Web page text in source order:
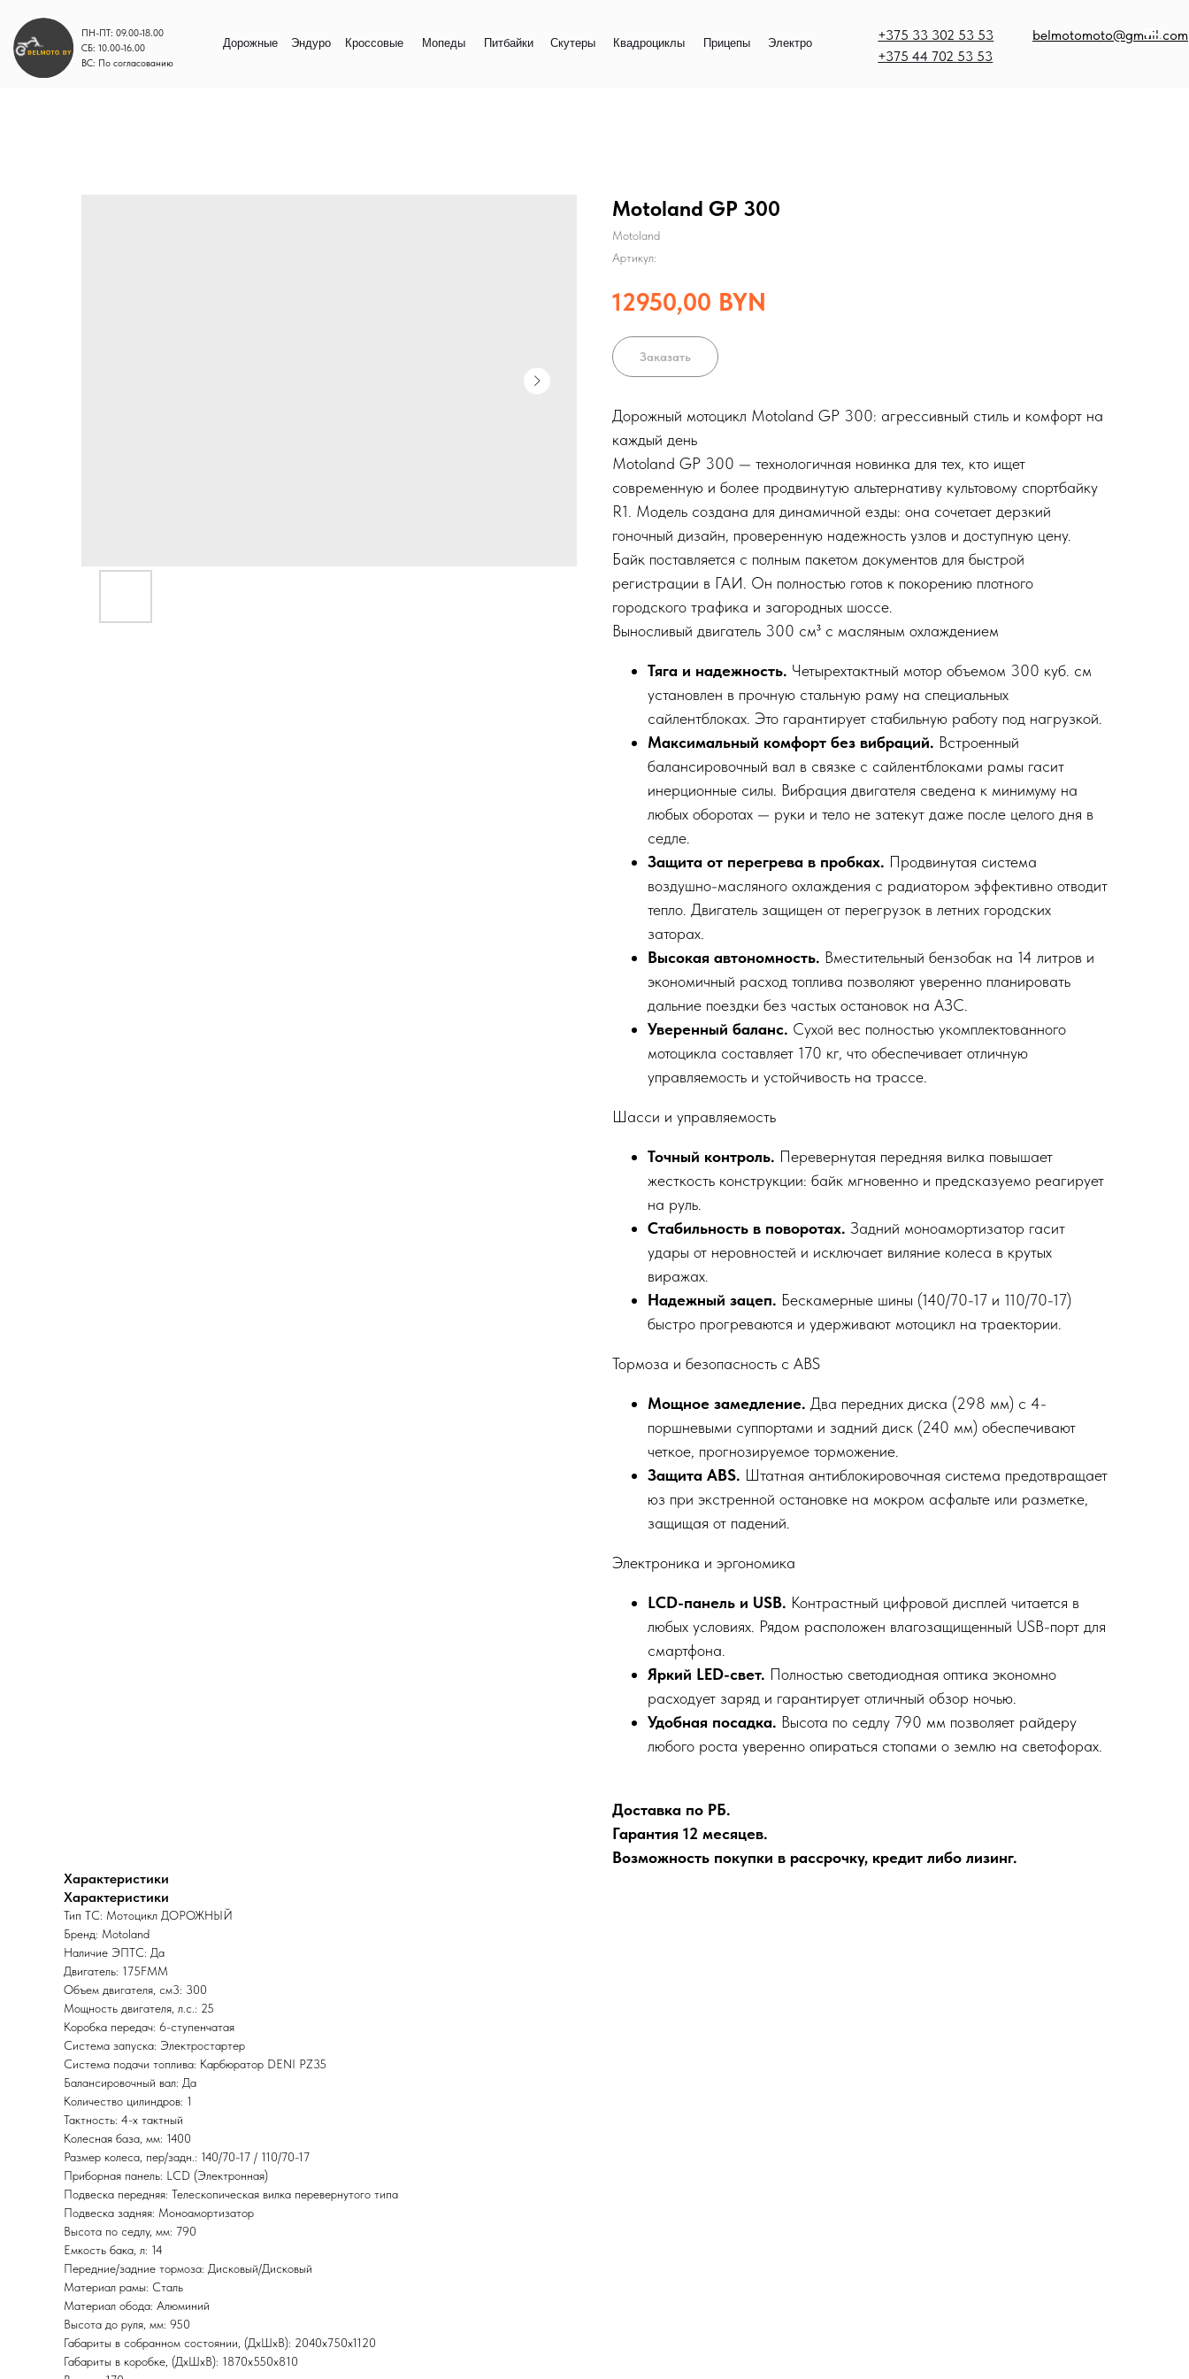
belmotomoto@gmail.com
+375 33 302 53 53
+375 44 702 53 53
ПН-ПТ: 09.00-18.00
СБ: 10.00-16.00
ВС: По согласованию
Дорожные Эндуро Кроссовые Мопеды Электро
Прицепы
Квадроциклы
Скутеры
Питбайки
Motoland GP 300
Motoland
Артикул:
12950,00 BYN
Заказать
Дорожный мотоцикл Motoland GP 300: агрессивный стиль и комфорт на
каждый день
Motoland GP 300 — технологичная новинка для тех, кто ищет
современную и более продвинутую альтернативу культовому спортбайку
R1. Модель создана для динамичной езды: она сочетает дерзкий
гоночный дизайн, проверенную надежность узлов и доступную цену.
Байк поставляется с полным пакетом документов для быстрой
регистрации в ГАИ. Он полностью готов к покорению плотного
городского трафика и загородных шоссе.
Выносливый двигатель 300 см³ с масляным охлаждением
Тяга и надежность. Четырехтактный мотор объемом 300 куб. см
установлен в прочную стальную раму на специальных
сайлентблоках. Это гарантирует стабильную работу под нагрузкой.
Максимальный комфорт без вибраций. Встроенный
балансировочный вал в связке с сайлентблоками рамы гасит
инерционные силы. Вибрация двигателя сведена к минимуму на
любых оборотах — руки и тело не затекут даже после целого дня в
седле.
Защита от перегрева в пробках. Продвинутая система
воздушно-масляного охлаждения с радиатором эффективно отводит
тепло. Двигатель защищен от перегрузок в летних городских
заторах.
Высокая автономность. Вместительный бензобак на 14 литров и
экономичный расход топлива позволяют уверенно планировать
дальние поездки без частых остановок на АЗС.
Уверенный баланс. Сухой вес полностью укомплектованного
мотоцикла составляет 170 кг, что обеспечивает отличную
управляемость и устойчивость на трассе.
Шасси и управляемость
Точный контроль. Перевернутая передняя вилка повышает
жесткость конструкции: байк мгновенно и предсказуемо реагирует
на руль.
Стабильность в поворотах. Задний моноамортизатор гасит
удары от неровностей и исключает виляние колеса в крутых
виражах.
Надежный зацеп. Бескамерные шины (140/70-17 и 110/70-17)
быстро прогреваются и удерживают мотоцикл на траектории.
Тормоза и безопасность с ABS
Мощное замедление. Два передних диска (298 мм) с 4-
поршневыми суппортами и задний диск (240 мм) обеспечивают
четкое, прогнозируемое торможение.
Защита ABS. Штатная антиблокировочная система предотвращает
юз при экстренной остановке на мокром асфальте или разметке,
защищая от падений.
Электроника и эргономика
LCD-панель и USB. Контрастный цифровой дисплей читается в
любых условиях. Рядом расположен влагозащищенный USB-порт для
смартфона.
Яркий LED-свет. Полностью светодиодная оптика экономно
расходует заряд и гарантирует отличный обзор ночью.
Удобная посадка. Высота по седлу 790 мм позволяет райдеру
любого роста уверенно опираться стопами о землю на светофорах.
Доставка по РБ.
Гарантия 12 месяцев.
Возможность покупки в рассрочку, кредит либо лизинг.
Характеристики
Характеристики
Тип ТС: Мотоцикл ДОРОЖНЫЙ
Бренд: Motoland
Наличие ЭПТС: Да
Двигатель: 175FMM
Объем двигателя, см3: 300
Мощность двигателя, л.с.: 25
Коробка передач: 6-ступенчатая
Система запуска: Электростартер
Система подачи топлива: Карбюратор DENI PZ35
Балансировочный вал: Да
Количество цилиндров: 1
Тактность: 4-x тактный
Колесная база, мм: 1400
Размер колеса, пер/задн.: 140/70-17 / 110/70-17
Приборная панель: LCD (Электронная)
Подвеска передняя: Телескопическая вилка перевернутого типа
Подвеска задняя: Моноамортизатор
Высота по седлу, мм: 790
Емкость бака, л: 14
Передние/задние тормоза: Дисковый/Дисковый
Материал рамы: Сталь
Материал обода: Алюминий
Высота до руля, мм: 950
Габариты в собранном состоянии, (ДхШхВ): 2040х750х1120
Габариты в коробке, (ДхШхВ): 1870х550х810